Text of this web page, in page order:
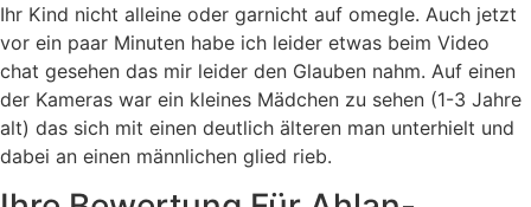
Ihr Kind nicht alleine oder garnicht auf omegle. Auch jetzt
vor ein paar Minuten habe ich leider etwas beim Video
chat gesehen das mir leider den Glauben nahm. Auf einen
der Kameras war ein kleines Mädchen zu sehen (1-3 Jahre
alt) das sich mit einen deutlich älteren man unterhielt und
dabei an einen männlichen glied rieb.